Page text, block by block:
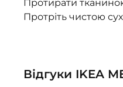
Протирати
Протріть чистою
Відгуки IKEA